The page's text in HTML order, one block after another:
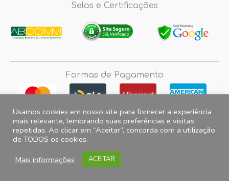
Selos e Certificações
Formas de Pagamento
Fotos e imagens meramente ilustrativas, 2012© 2026 Magazine do
Adesivo. All Rights Reserved. CNPJ 15.257.475.0001/35 Endereço para
correspondência: Caixa postal 5727 CEP: 31275-971 Belo Horizonte-
Usamos cookies em nosso site para fornecer a experiência
mais relevante, lembrando suas preferências e visitas
repetidas. Ao clicar em “Aceitar”, concorda com a utilização
de TODOS os cookies.
Mais informações
ACEITAR